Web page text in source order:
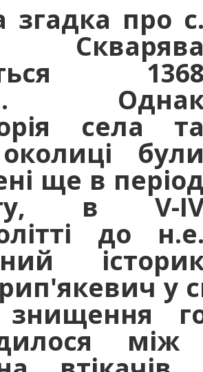
згадка про
села
ще в
в V-
до
у
знищення